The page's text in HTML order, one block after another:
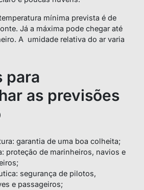
mínima prevista é de
Já a máxima pode chegar até
A umidade relativa do ar varia
para
as previsões
garantia de uma boa colheita;
proteção de marinheiros, navios e
segurança de pilotos,
e passageiros;